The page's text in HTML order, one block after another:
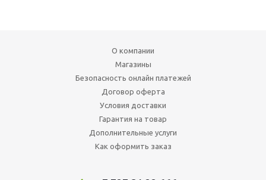
О компании
Магазины
Безопасность онлайн платежей
Договор оферта
Условия доставки
Гарантия на товар
Дополнительные услуги
Как оформить заказ